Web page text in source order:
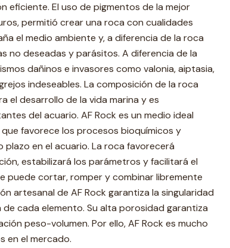
eficiente. El uso de pigmentos de la mejor
permitió crear una roca con cualidades
el medio ambiente y, a diferencia de la roca
no deseadas y parásitos. A diferencia de la
dañinos e invasores como valonia, aiptasia,
indeseables. La composición de la roca
el desarrollo de la vida marina y es
del acuario. AF Rock es un medio ideal
favorece los procesos bioquímicos y
en el acuario. La roca favorecerá
estabilizará los parámetros y facilitará el
puede cortar, romper y combinar libremente
artesanal de AF Rock garantiza la singularidad
cada elemento. Su alta porosidad garantiza
peso-volumen. Por ello, AF Rock es mucho
en el mercado.